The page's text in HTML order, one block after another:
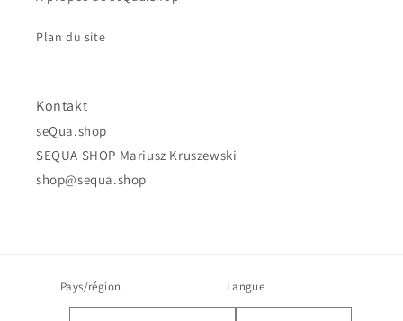
Plan du site
Kontakt
seQua.shop
SEQUA SHOP Mariusz Kruszewski
shop@sequa.shop
Pays/région Langue